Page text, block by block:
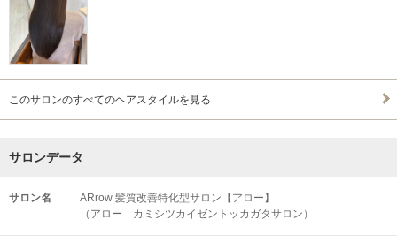
このサロンのすべてのヘアスタイルを見る
サロンデータ
サロン名
ARrow 髪質改善特化型サロン【アロー】
（アロー カミシツカイゼントッカガタサロン）